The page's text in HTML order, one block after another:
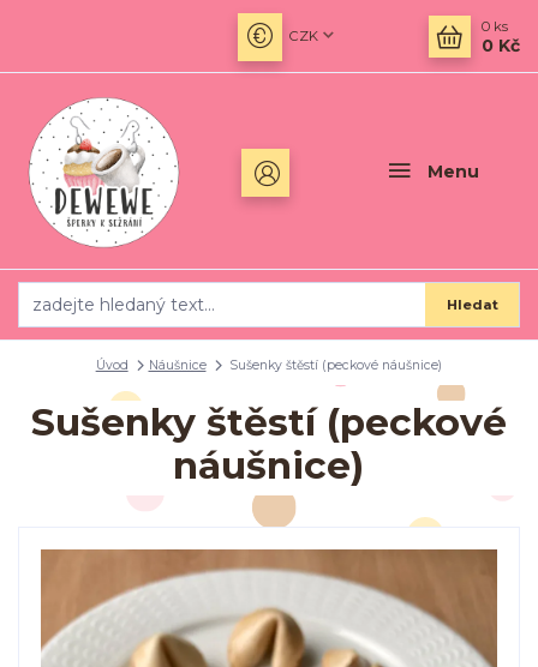
Menu
CZK
Hledat
0 ks
0 Kč
Úvod Náušnice Sušenky štěstí (peckové náušnice)
Sušenky štěstí (peckové
náušnice)